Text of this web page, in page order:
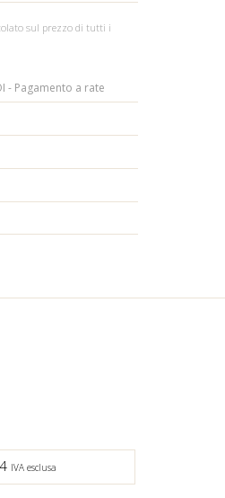
sul prezzo di tutti i
- Pagamento a rate
IVA esclusa